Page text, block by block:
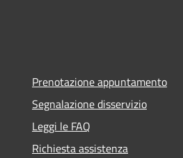
Prenotazione appuntamento
Segnalazione disservizio
Leggi le FAQ
Richiesta assistenza